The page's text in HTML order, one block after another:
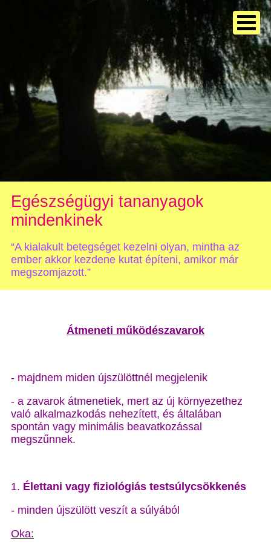
Egészségügyi tananyagok
mindenkinek
“A kialakult betegséget kezelni olyan, mintha az
ember akkor kezdene kutat építeni, amikor már
megszomjazott.”
Átmeneti működészavarok
- majdnem miden újszülöttnél megjelenik
- a zavarok átmenetiek, mert az új környezethez
való alkalmazkodás nehezített, és általában
spontán vagy minimális beavatkozással
megszűnnek.
1. Élettani vagy fiziológiás testsúlycsökkenés
- minden újszülött veszít a súlyából
Oka: